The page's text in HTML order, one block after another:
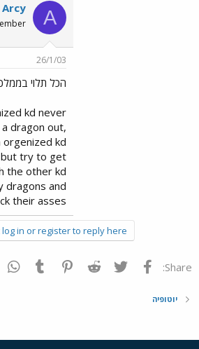
A
Arcy
26/1/03
הכל תלוי
kd never
dragon out,
orgenized kd
but try to get
the other kd
dragons and
their asses.
in or register to reply here.
Share: פייסבוק Twitter
Reddit
Pinterest
Tumblr
יוטופיה